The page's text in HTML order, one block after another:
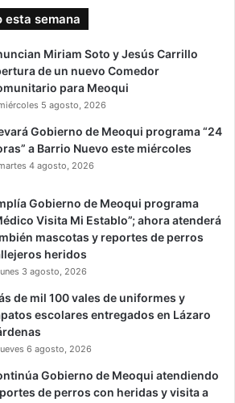
esta semana
Miriam Soto y Jesús Carrillo
de un nuevo Comedor
para Meoqui
5 agosto, 2026
Gobierno de Meoqui programa “24
a Barrio Nuevo este miércoles
4 agosto, 2026
Gobierno de Meoqui programa
Visita Mi Establo”; ahora atenderá
mascotas y reportes de perros
heridos
3 agosto, 2026
de mil 100 vales de uniformes y
escolares entregados en Lázaro
6 agosto, 2026
Gobierno de Meoqui atendiendo
de perros con heridas y visita a